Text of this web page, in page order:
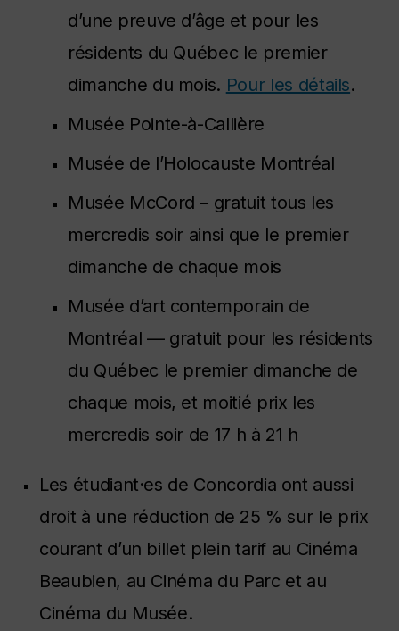
d’une preuve d’âge et pour les
résidents du Québec le premier
dimanche du mois. Pour les détails.
Musée Pointe-à-Callière
Musée de l’Holocauste Montréal
Musée McCord – gratuit tous les
mercredis soir ainsi que le premier
dimanche de chaque mois
Musée d’art contemporain de
Montréal — gratuit pour les résidents
du Québec le premier dimanche de
chaque mois, et moitié prix les
mercredis soir de 17 h à 21 h
Les étudiant·es de Concordia ont aussi
droit à une réduction de 25 % sur le prix
courant d’un billet plein tarif au Cinéma
Beaubien, au Cinéma du Parc et au
Cinéma du Musée.